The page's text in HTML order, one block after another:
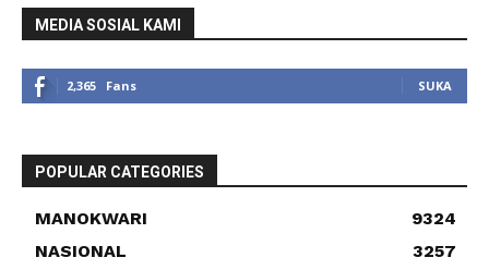
MEDIA SOSIAL KAMI
2,365 Fans SUKA
POPULAR CATEGORIES
MANOKWARI
9324
NASIONAL
3257